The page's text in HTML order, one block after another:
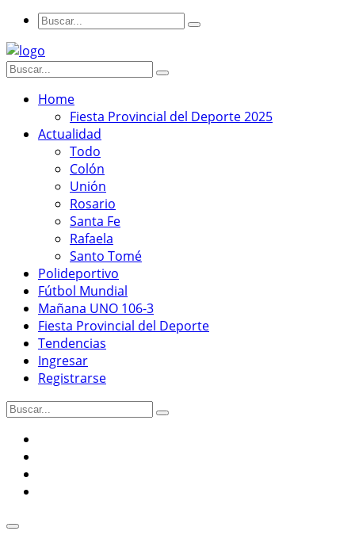
Home
Fiesta Provincial del Deporte 2025
Actualidad
Todo
Colón
Unión
Rosario
Santa Fe
Rafaela
Santo Tomé
Polideportivo
Fútbol Mundial
Mañana UNO 106-3
Fiesta Provincial del Deporte
Tendencias
Ingresar
Registrarse